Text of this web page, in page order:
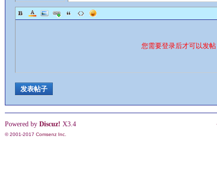
鋒
您需要登录后才可以发
发表帖子
Powered by Discuz! X3.4
© 2001-2017 Comsenz Inc.